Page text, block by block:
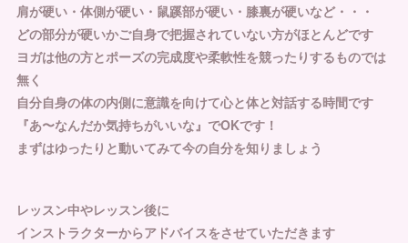
肩が硬い・体側が硬い・鼠蹊部が硬い・膝裏が硬いなど・・・
どの部分が硬いかご自身で把握されていない方がほとんどです
ヨガは他の方とポーズの完成度や柔軟性を競ったりするものでは
無く
自分自身の体の内側に意識を向けて心と体と対話する時間です
『あ〜なんだか気持ちがいいな』でOKです！
まずはゆったりと動いてみて今の自分を知りましょう
レッスン中やレッスン後に
インストラクターからアドバイスをさせていただきます